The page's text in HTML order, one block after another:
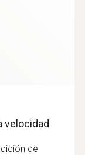
velocidad
de